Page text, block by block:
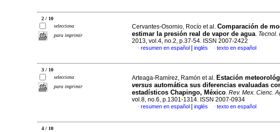
2 / 10
selecciona
para imprimir
Cervantes-Osornio, Rocío et al. Comparación de
estimar la presión real de vapor de agua. Tecnol.
2013, vol.4, no.2, p.37-54. ISSN 2007-2422
· resumen en español inglés · texto en español
3 / 10
selecciona
para imprimir
Arteaga-Ramírez, Ramón et al. Estación
versus automática sus diferencias evaluadas
estadísticos Chapingo, México. Rev. Mex. Cienc.
vol.8, no.6, p.1301-1314. ISSN 2007-0934
· resumen en español inglés · texto en español
4 / 10